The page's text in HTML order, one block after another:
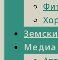
Медиа